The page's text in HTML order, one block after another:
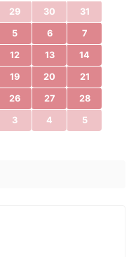
29 30 31
5 6 7
12 13 14
19 20 21
26 27 28
3 4 5